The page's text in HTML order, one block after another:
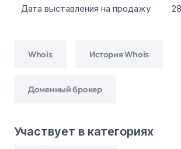
Дата выставления на продажу
Whois История Whois
Доменный брокер
Участвует в категориях